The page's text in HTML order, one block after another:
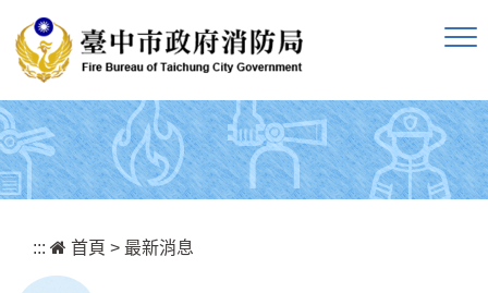
::: 首頁 > 最新消息